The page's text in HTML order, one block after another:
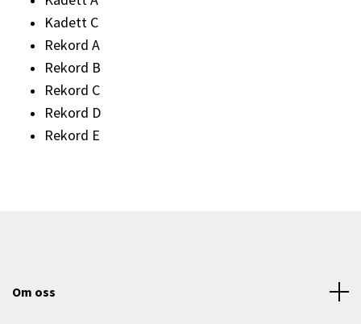
Kadett C
Rekord A
Rekord B
Rekord C
Rekord D
Rekord E
Om oss